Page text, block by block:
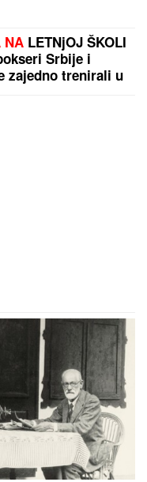
NA LETNjOJ ŠKOLI
Srbije i
zajedno trenirali u